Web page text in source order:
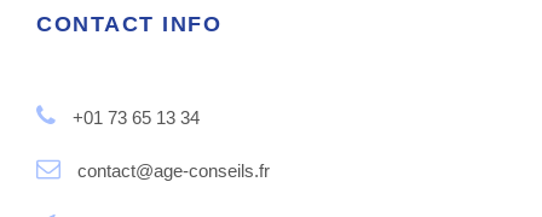
CONTACT INFO
+01 73 65 13 34
contact@age-conseils.fr